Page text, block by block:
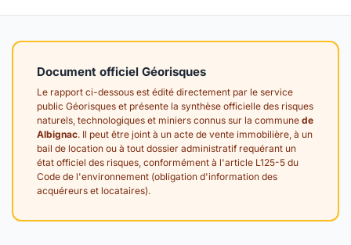
Document officiel Géorisques
Le rapport ci-dessous est édité directement par le service
public Géorisques et présente la synthèse officielle des risques
naturels, technologiques et miniers connus sur la commune de
Albignac. Il peut être joint à un acte de vente immobilière, à un
bail de location ou à tout dossier administratif requérant un
état officiel des risques, conformément à l'article L125-5 du
Code de l'environnement (obligation d'information des
acquéreurs et locataires).